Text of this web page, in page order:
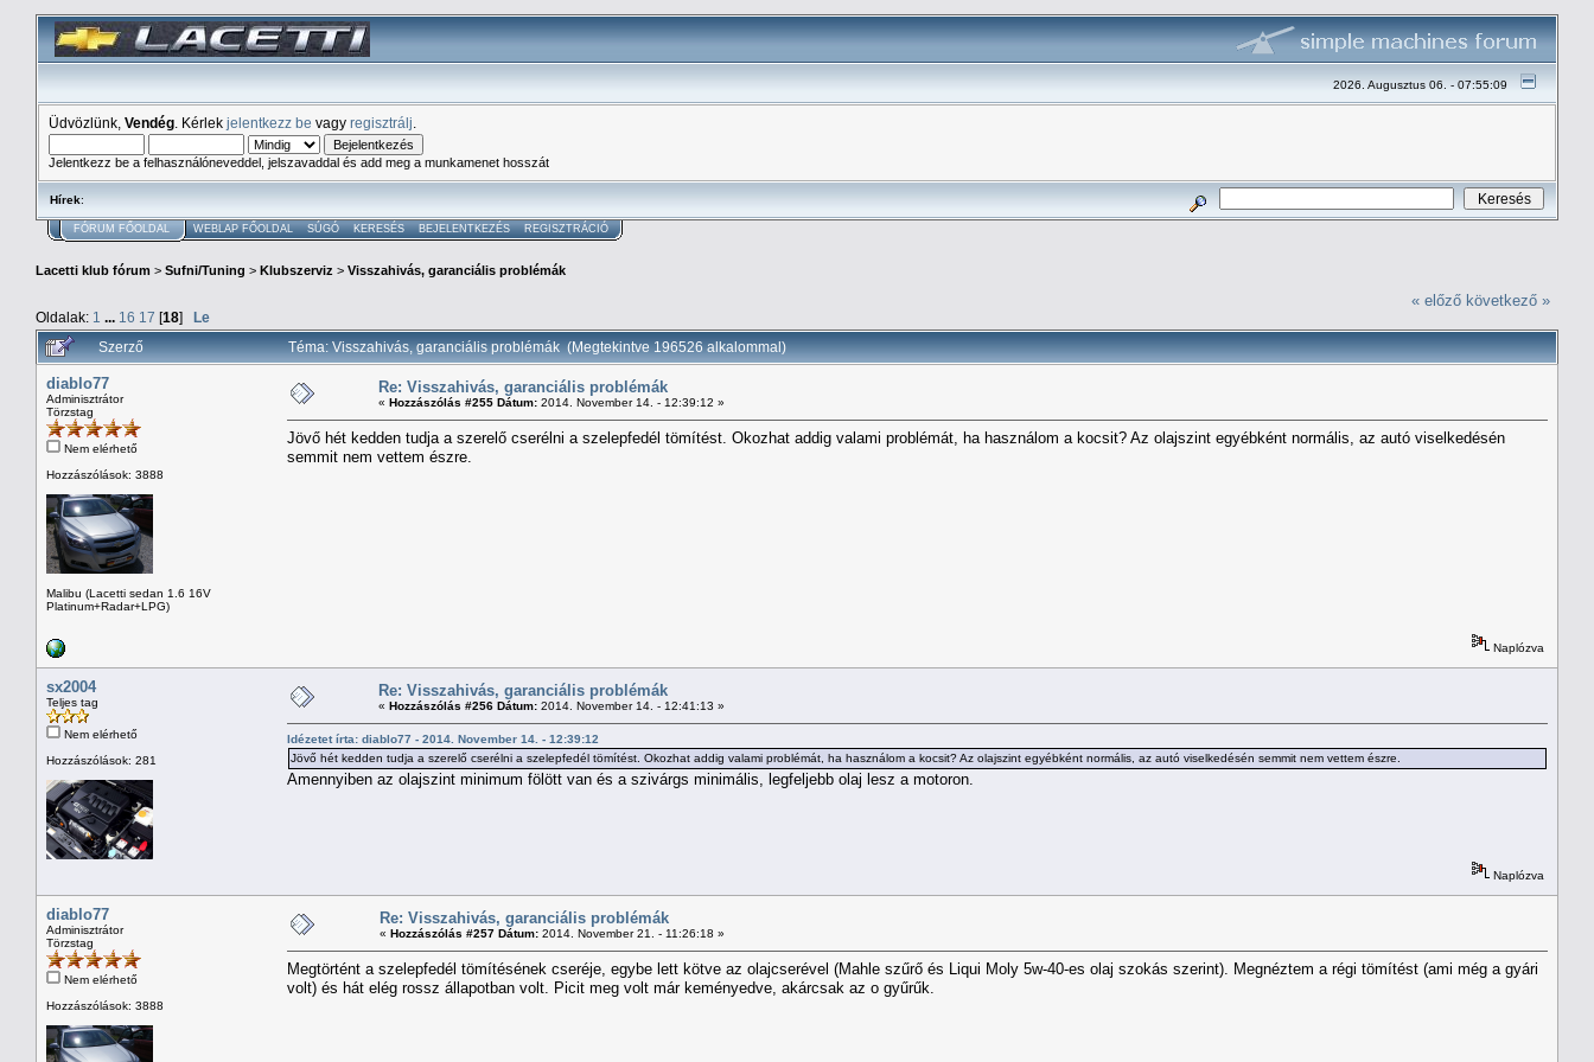
2026. Augusztus 06. - 07:55:09
Üdvözlünk, Vendég . Kérlek jelentkezz be vagy regisztrálj
Jelentkezz be a felhasználóneveddel, jelszavaddal és add meg a munkamenet hosszát
Hírek:
FÓRUM FŐOLDAL WEBLAP FŐOLDAL SÚGÓ KERESÉS BEJELENTKEZÉS REGISZTRÁCIÓ
Lacetti klub fórum > Sufni/Tuning > Klubszerviz > Visszahivás, garanciális problémák
Oldalak: 1 ... 16 17 [18] Le
« előző következő »
Szerző Téma: Visszahivás, garanciális problémák (Megtekintve 196526 alkalommal)
diablo77
Adminisztrátor
Törzstag
Nem elérhető
Hozzászólások: 3888
Malibu (Lacetti sedan 1.6 16V
Platinum+Radar+LPG)
Re: Visszahivás, garanciális problémák
« Hozzászólás #255 Dátum: 2014. November 14. - 12:39:12 »
Jövő hét kedden tudja a szerelő cserélni a szelepfedél tömítést. Okozhat addig valami problémát, ha használom a kocsit? Az olajszint egyébként normális, az autó viselkedésén
semmit nem vettem észre.
Naplózva
sx2004
Teljes tag
Nem elérhető
Hozzászólások: 281
Re: Visszahivás, garanciális problémák
« Hozzászólás #256 Dátum: 2014. November 14. - 12:41:13 »
Idézetet írta: diablo77 - 2014. November 14. - 12:39:12
Jövő hét kedden tudja a szerelő cserélni a szelepfedél tömítést. Okozhat addig valami problémát, ha használom a kocsit? Az olajszint egyébként normális, az autó viselkedésén semmit nem vettem észre.
Amennyiben az olajszint minimum fölött van és a szivárgs minimális, legfeljebb olaj lesz a motoron.
Naplózva
diablo77
Adminisztrátor
Törzstag
Nem elérhető
Hozzászólások: 3888
Re: Visszahivás, garanciális problémák
« Hozzászólás #257 Dátum: 2014. November 21. - 11:26:18 »
Megtörtént a szelepfedél tömítésének cseréje, egybe lett kötve az olajcserével (Mahle szűrő és Liqui Moly 5w-40-es olaj szokás szerint). Megnéztem a régi tömítést (ami még a gyári
volt) és hát elég rossz állapotban volt. Picit meg volt már keményedve, akárcsak az o gyűrűk.